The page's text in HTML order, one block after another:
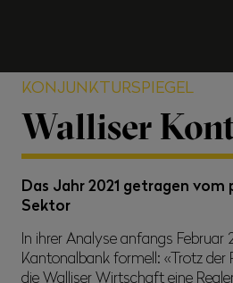
KONJUNKTURSPIEGEL
Walliser
Das Jahr 2021 getragen
Sektor
In ihrer Analyse anfangs Februar
Kantonalbank formell: «Trotz der
die Walliser Wirtschaft eine